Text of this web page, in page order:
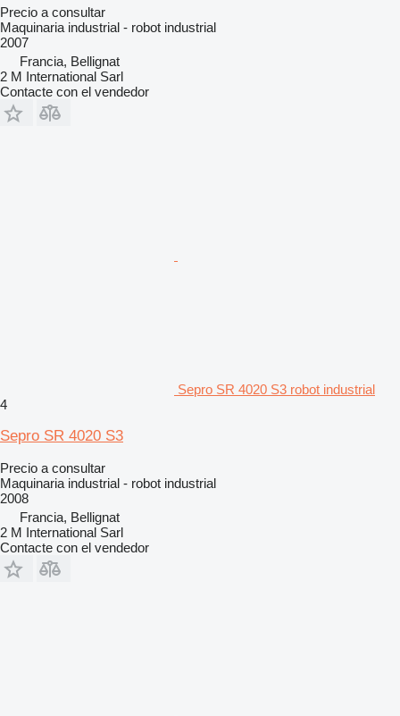
Precio a consultar
Maquinaria industrial - robot industrial
2007
Francia, Bellignat
2 M International Sarl
Contacte con el vendedor
Sepro SR 4020 S3 robot industrial
4
Sepro SR 4020 S3
Precio a consultar
Maquinaria industrial - robot industrial
2008
Francia, Bellignat
2 M International Sarl
Contacte con el vendedor